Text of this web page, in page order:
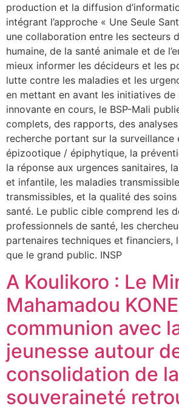
production et la diffusion
intégrant l’approche « Une Seule
une collaboration entre les secteurs
humaine, de la santé animale et de
mieux informer les décideurs et les
lutte contre les maladies et les
en mettant en avant les initiatives de
innovante en cours, le BSP-Mali
complets, des rapports, des
recherche portant sur la
épizootique / épiphytique, la
la réponse aux urgences sanitaires,
et infantile, les maladies
transmissibles, et la qualité des
santé. Le public cible comprend les
professionnels de santé, les
partenaires techniques et financiers,
que le grand public. INSP
A Koulikoro : Le
Mahamadou
communion avec
jeunesse autour
consolidation de la
souveraineté